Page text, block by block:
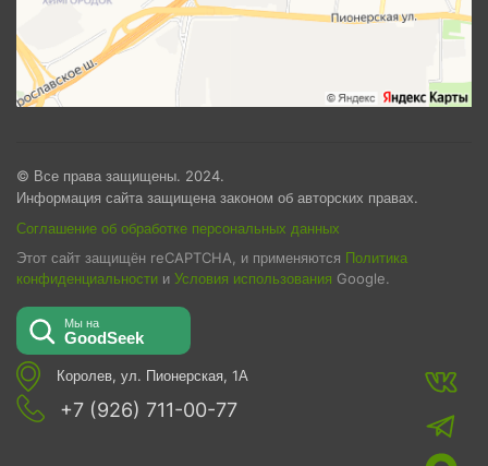
© Все права защищены. 2024.
Информация сайта защищена законом об авторских правах.
Соглашение об обработке персональных данных
Этот сайт защищён reCAPTCHA, и применяются Политика
конфиденциальности и Условия использования Google.
Королев, ул. Пионерская, 1А
+7 (926) 711-00-77